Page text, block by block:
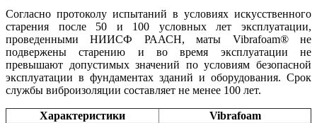
Согласно протоколу испытаний в условиях искусственного
старения после 50 и 100 условных лет эксплуатации,
проведенными НИИСФ РААСН, маты Vibrafoam® не
подвержены старению и во время эксплуатации не
превышают допустимых значений по условиям безопасной
эксплуатации в фундаментах зданий и оборудования. Срок
службы виброизоляции составляет не менее 100 лет.
Характеристики Vibrafoam